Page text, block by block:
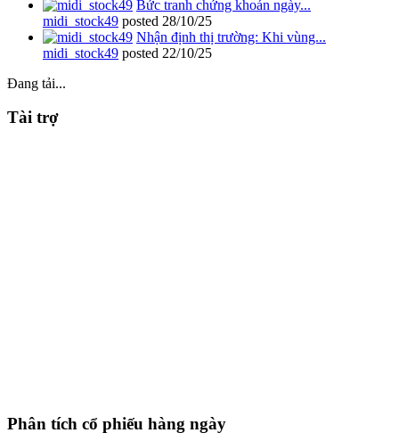
Bức tranh chứng khoán ngày...
midi_stock49 posted 28/10/25
Nhận định thị trường: Khi vùng...
midi_stock49 posted 22/10/25
Đang tải...
Tài trợ
Phân tích cổ phiếu hàng ngày